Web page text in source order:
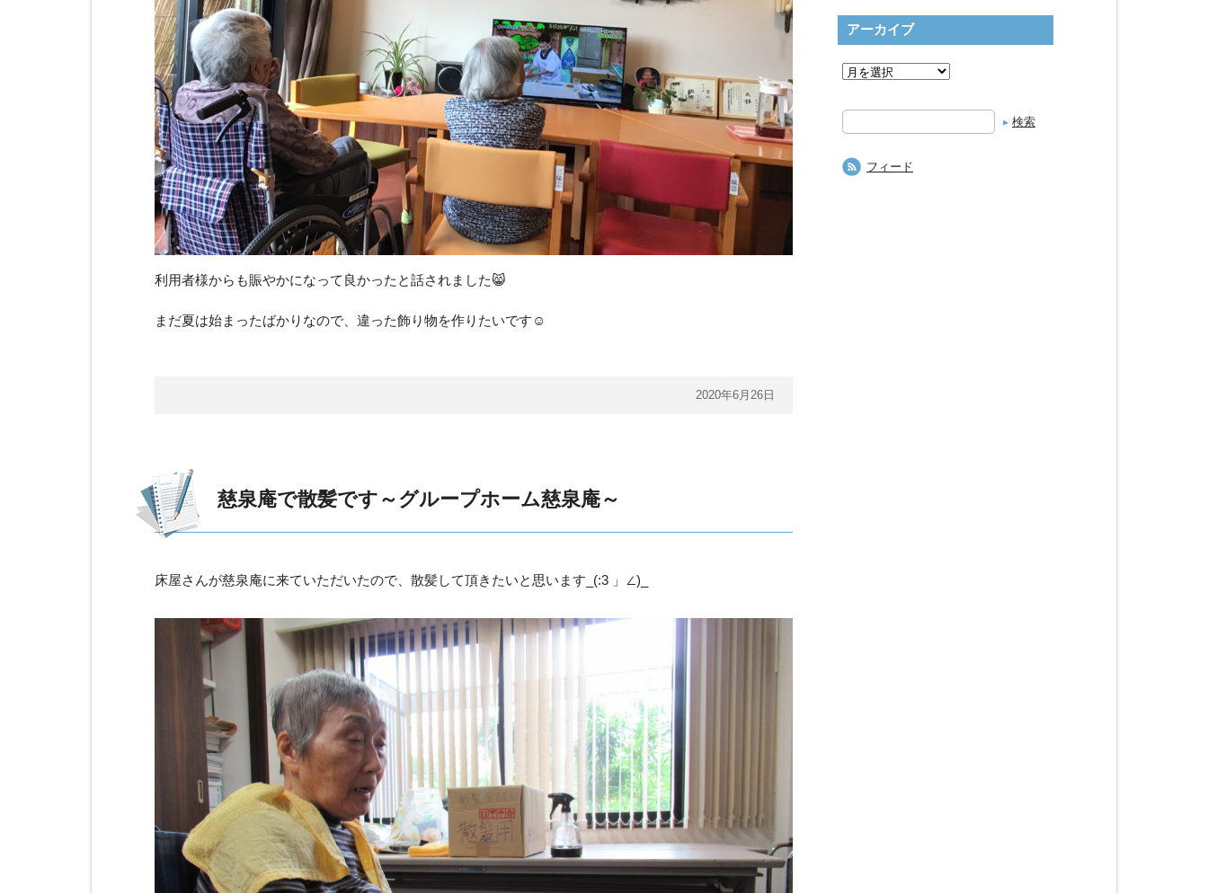
利用者様からも賑やかになって良かったと話されました😸
まだ夏は始まったばかりなので、違った飾り物を作りたいです☺️
2020年6月26日
慈泉庵で散髪です～グループホーム慈泉庵～
床屋さんが慈泉庵に来ていただいたので、散髪して頂きたいと思います_(:3 」∠)_
アーカイブ
索
フィード